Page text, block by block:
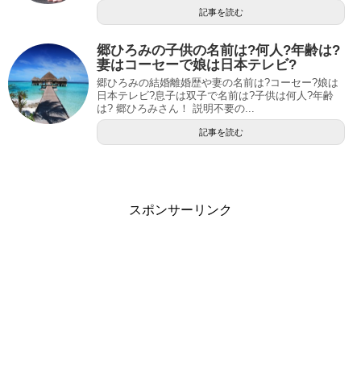
記事を読む
郷ひろみの子供の名前は?何人?年齢は?
妻はコーセーで娘は日本テレビ?
郷ひろみの結婚離婚歴や妻の名前は?コーセー?娘は
日本テレビ?息子は双子で名前は?子供は何人?年齢
は? 郷ひろみさん！ 説明不要の...
記事を読む
スポンサーリンク